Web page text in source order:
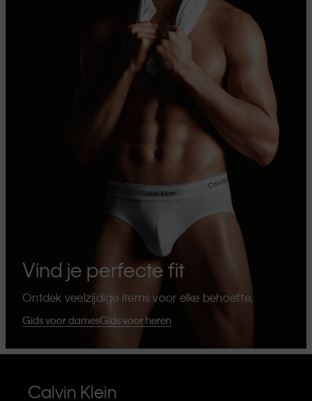
Vind je perfecte fit
Ontdek veelzijdige items voor elke behoefte.
Gids voor damesGids voor heren
Calvin Klein